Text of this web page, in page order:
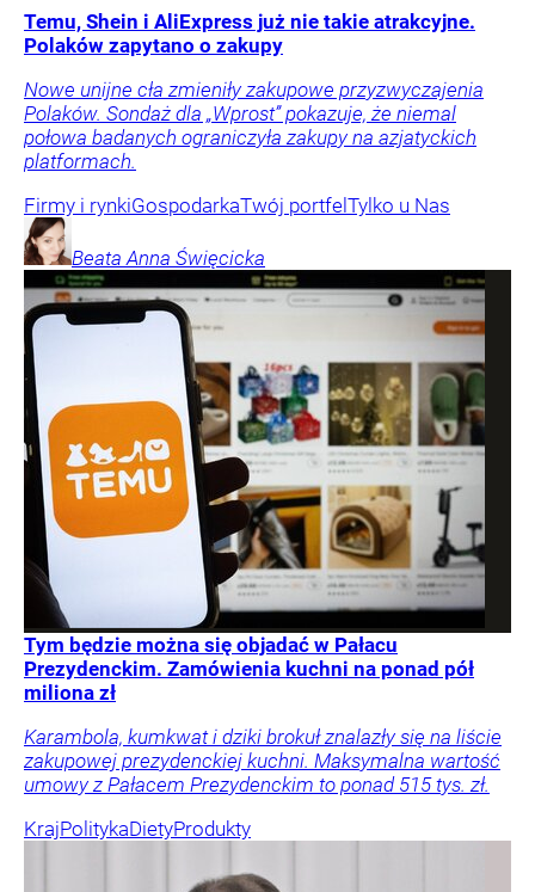
Temu, Shein i AliExpress już nie takie atrakcyjne.
Polaków zapytano o zakupy
Nowe unijne cła zmieniły zakupowe przyzwyczajenia
Polaków. Sondaż dla „Wprost” pokazuje, że niemal
połowa badanych ograniczyła zakupy na azjatyckich
platformach.
Firmy i rynkiGospodarkaTwój portfel Tylko u Nas
Beata Anna Święcicka
Tym będzie można się objadać w Pałacu
Prezydenckim. Zamówienia kuchni na ponad pół
miliona zł
Karambola, kumkwat i dziki brokuł znalazły się na liście
zakupowej prezydenckiej kuchni. Maksymalna wartość
umowy z Pałacem Prezydenckim to ponad 515 tys. zł.
KrajPolitykaDietyProdukty